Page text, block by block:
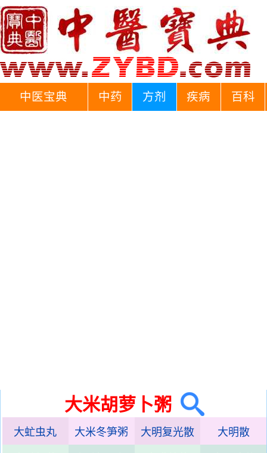
中医宝典 中药 方剂 疾病 百科
大米胡萝卜粥
大虻虫丸 大米冬笋粥 大明复光散 大明散